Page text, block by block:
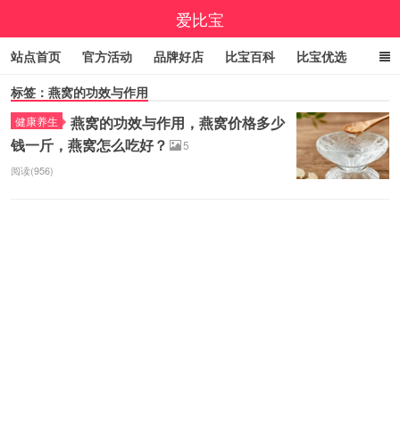
爱比宝
站点首页 官方活动 品牌好店 比宝百科 比宝优选
立即领券 大额优惠券
线报中心 百亿补贴 咚咚抢 9.9包邮 高佣精选
今日折上折
标签：燕窝的功效与作用
健康养生
燕窝的功效与作用，燕窝价格多少
钱一斤，燕窝怎么吃好？
5
阅读(956)